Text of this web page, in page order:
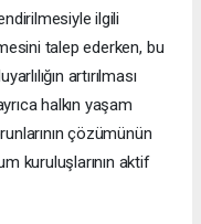
ilgili
talep ederken, bu
artırılması
halkın yaşam
çözümünün
kuruluşlarının aktif